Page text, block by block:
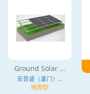
Ground Solar ...
安普盛（厦门）...
地面型